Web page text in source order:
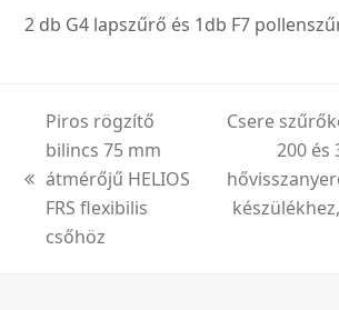
mennyiség
2 db G4 lapszűrő és 1db F7
previous
post:
Piros rögzítő
bilincs 75 mm
átmérőjű HELIOS
FRS flexibilis
csőhöz
next
post:
Csere
200 és